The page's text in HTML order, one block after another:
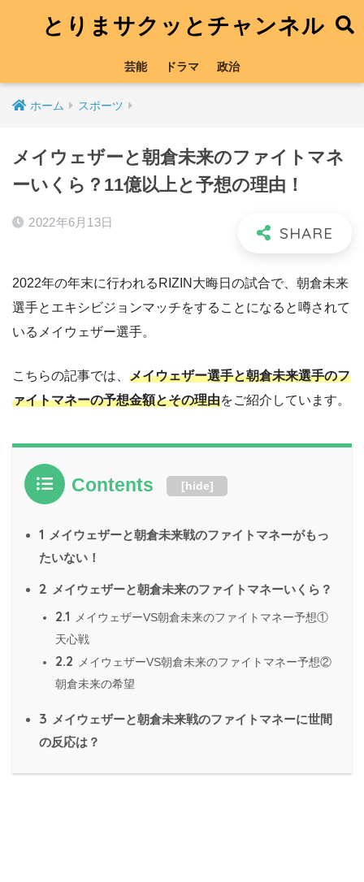
とりまサクッとチャンネル
芸能 ドラマ 政治
ホーム スポーツ
メイウェザーと朝倉未来のファイトマネ
ーいくら？11億以上と予想の理由！
2022年6月13日
2022年の年末に行われるRIZIN大晦日の試合で、朝倉未来
選手とエキシビジョンマッチをすることになると噂されて
いるメイウェザー選手。
こちらの記事では、 メイウェザー選手と朝倉未来選手のフ
ァイトマネーの予想金額とその理由をご紹介しています。
Contents [hide]
1 メイウェザーと朝倉未来戦のファイトマネーがもっ
たいない！
2 メイウェザーと朝倉未来のファイトマネーいくら？
2.1
メイウェザーVS朝倉未来のファイトマネー予想①
天心戦
2.2
メイウェザーVS朝倉未来のファイトマネー予想②
朝倉未来の希望
3 メイウェザーと朝倉未来戦のファイトマネーに世間
の反応は？